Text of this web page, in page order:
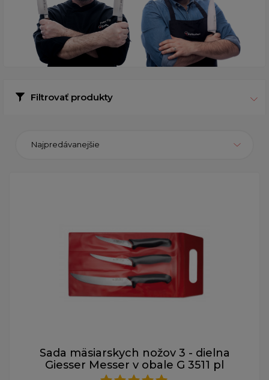
Filtrovať produkty
Najpredávanejšie
Sada mäsiarskych nožov 3 - dielna
Giesser Messer v obale G 3511 pl